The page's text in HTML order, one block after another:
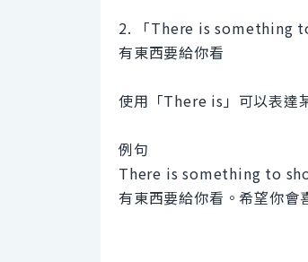
2. 「There is something
有東西要給你看
使用「There is」可以表達
例句
There is something to
有東西要給你看。希望你會